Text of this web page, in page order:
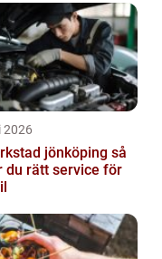
2026
jönköping så
du rätt service för